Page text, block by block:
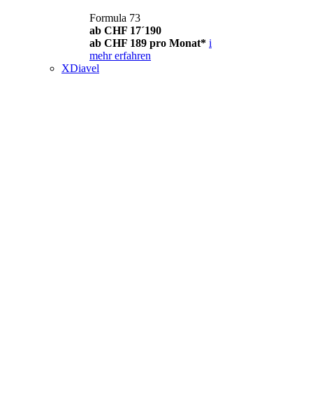
Formula 73
ab CHF 17´190
ab CHF 189 pro Monat* i
mehr erfahren
XDiavel